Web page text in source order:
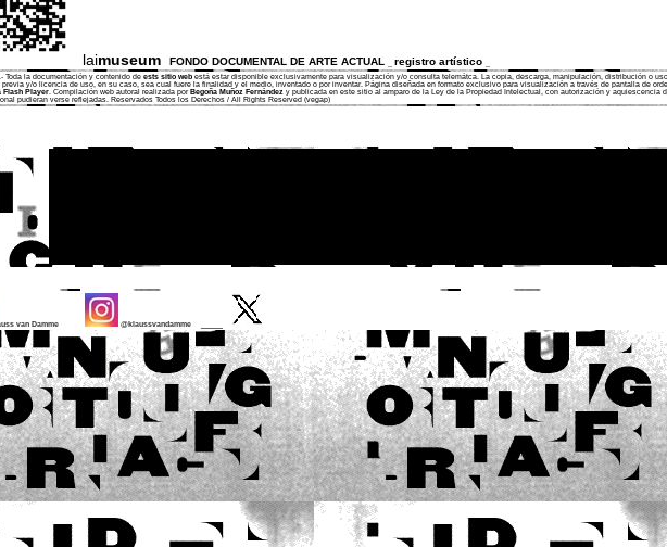
laimuseum FONDO DOCUMENTAL DE ARTE ACTUAL registro artístico
Toda la documentación y contenido de ests sitio web está estar disponible exclusivamente para visualización y/o consulta telemátca. La copia, descarga, manipulación, distribución o
previa y/o licencia de uso, en su caso, sea cual fuere la finalidad y el medio, inventado o por inventar. Página diseñada en formato exclusivo para visualización a través de pantalla de
Flash Player Compilación web autoral realizada por Begoña Muñoz Fernández y publicada en este sitio al amparo de la Ley de la Propiedad Intelectual, con autorización y aquiescencia
pudieran verse reflejadas. Reservados Todos los Derechos / All Rights Reserved (vegap)
van Damme @klaussvandamme